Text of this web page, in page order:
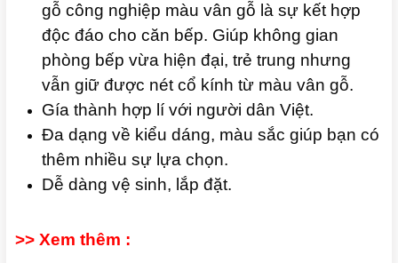
gỗ công nghiệp màu vân gỗ là sự kết hợp
độc đáo cho căn bếp. Giúp không gian
phòng bếp vừa hiện đại, trẻ trung nhưng
vẫn giữ được nét cổ kính từ màu vân gỗ.
Gía thành hợp lí với người dân Việt.
Đa dạng về kiểu dáng, màu sắc giúp bạn có
thêm nhiều sự lựa chọn.
Dễ dàng vệ sinh, lắp đặt.
>> Xem thêm :